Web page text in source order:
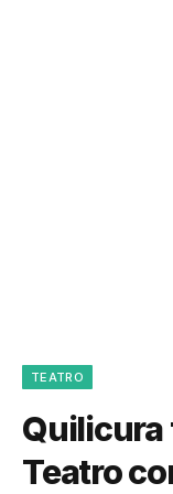
TEATRO
Quilicura
Teatro